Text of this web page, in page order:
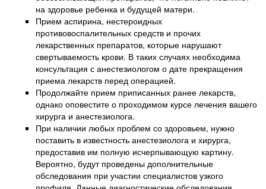
на здоровье ребенка и будущей матери.
Прием аспирина, нестероидных
противовоспалительных средств и прочих
лекарственных препаратов, которые нарушают
свертываемость крови. В таких случаях необходима
консультация с анестезиологом о дате прекращения
приема лекарств перед операцией.
Продолжайте прием приписанных ранее лекарств,
однако оповестите о проходимом курсе лечения вашего
хирурга и анестезиолога.
При наличии любых проблем со здоровьем, нужно
поставить в известность анестезиолога и хирурга,
предоставив им полную исчерпывающую картину.
Вероятно, будут проведены дополнительные
обследования при участии специалистов узкого